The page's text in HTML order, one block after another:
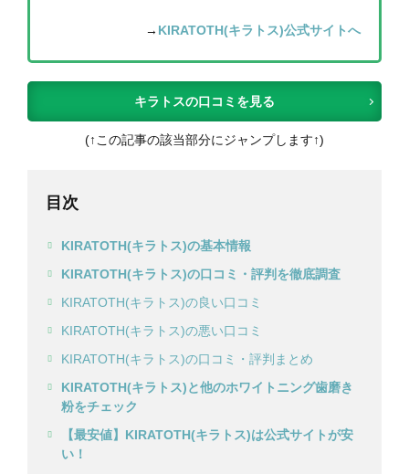
→ KIRATOTH(キラトス)公式サイトへ
キラトスの口コミを見る
(↑この記事の該当部分にジャンプします↑)
目次
KIRATOTH(キラトス)の基本情報
KIRATOTH(キラトス)の口コミ・評判を徹底調査
KIRATOTH(キラトス)の良い口コミ
KIRATOTH(キラトス)の悪い口コミ
KIRATOTH(キラトス)の口コミ・評判まとめ
KIRATOTH(キラトス)と他のホワイトニング歯磨き
粉をチェック
【最安値】KIRATOTH(キラトス)は公式サイトが安
い！